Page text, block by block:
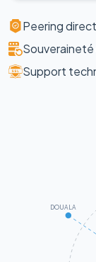
Peering
Support
DOUALA